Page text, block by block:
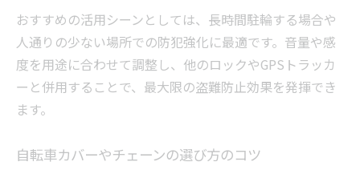
おすすめの活用シーンとしては、長時間駐輪する場合や
人通りの少ない場所での防犯強化に最適です。音量や感
度を用途に合わせて調整し、他のロックやGPSトラッカ
ーと併用することで、最大限の盗難防止効果を発揮でき
ます。
自転車カバーやチェーンの選び方のコツ